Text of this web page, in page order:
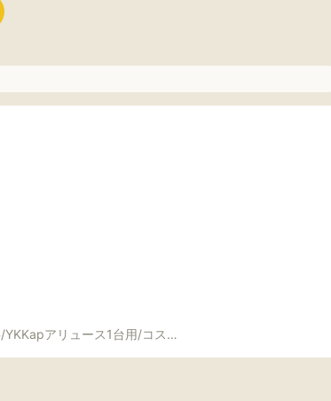
1台用/コスパに自信ありのカーポートです！